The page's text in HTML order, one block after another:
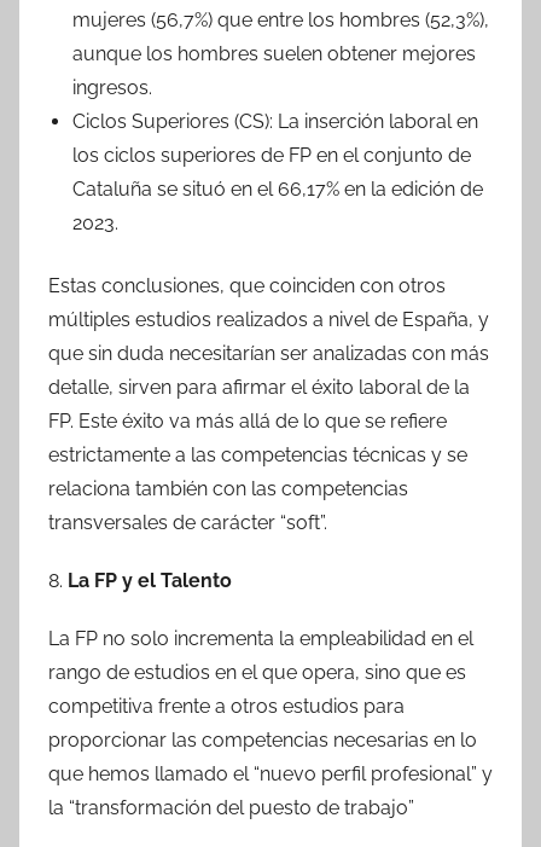
mujeres (56,7%) que entre los hombres (52,3%),
aunque los hombres suelen obtener mejores
ingresos.
Ciclos Superiores (CS): La inserción laboral en
los ciclos superiores de FP en el conjunto de
Cataluña se situó en el 66,17% en la edición de
2023.
Estas conclusiones, que coinciden con otros
múltiples estudios realizados a nivel de España, y
que sin duda necesitarían ser analizadas con más
detalle, sirven para afirmar el éxito laboral de la
FP. Este éxito va más allá de lo que se refiere
estrictamente a las competencias técnicas y se
relaciona también con las competencias
transversales de carácter “soft”.
8. La FP y el Talento
La FP no solo incrementa la empleabilidad en el
rango de estudios en el que opera, sino que es
competitiva frente a otros estudios para
proporcionar las competencias necesarias en lo
que hemos llamado el “nuevo perfil profesional” y
la “transformación del puesto de trabajo”